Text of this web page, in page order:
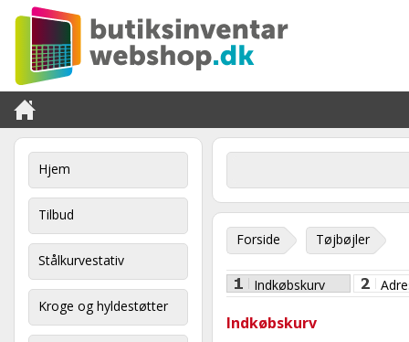
Hjem
Tilbud
Stålkurvestativ
Kroge og hyldestøtter
Forside Tøjbøjler
Indkøbskurv
Indkøbskurv